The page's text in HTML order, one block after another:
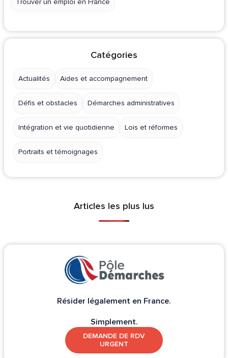
Trouver un emploi en France
Catégories
Actualités Aides et accompagnement
Défis et obstacles Démarches administratives
Intégration et vie quotidienne Lois et réformes
Portraits et témoignages
Articles les plus lus
Résider légalement en France.
Simplement.
DEMANDE DE RDV
URGENT